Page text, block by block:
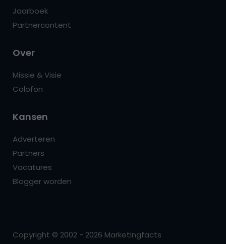
Jaarboek
Partnercontent
Over
Missie & Visie
Colofon
Kansen
Adverteren
Partners
Vacatures
Blogger worden
Copyright © 2002 - 2026 Marketingfacts